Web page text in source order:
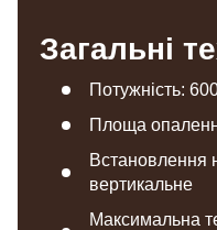
Загальні
Потужність:
Площа
Встановлення
вертикальне
Максимальна